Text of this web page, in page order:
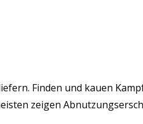
Finden und kauen
zeigen